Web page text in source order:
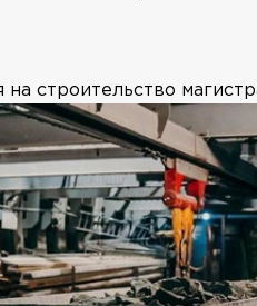
строительство